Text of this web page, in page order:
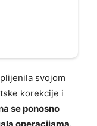
svojom
korekcije i
se ponosno
operacijama.